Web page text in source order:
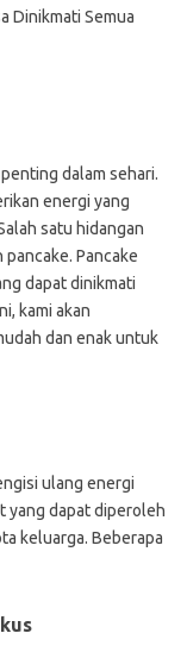
dalam sehari.
energi yang
satu hidangan
Pancake
dapat dinikmati
kami akan
dan enak untuk
ulang energi
yang dapat diperoleh
keluarga. Beberapa